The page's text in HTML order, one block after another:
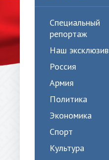
Специальный
репортаж
Наш эксклюзив
Россия
Армия
Политика
Экономика
Спорт
Культура